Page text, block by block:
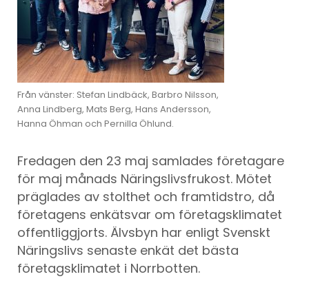
Från vänster: Stefan Lindbäck, Barbro Nilsson,
Anna Lindberg, Mats Berg, Hans Andersson,
Hanna Öhman och Pernilla Öhlund.
Fredagen den 23 maj samlades företagare
för maj månads Näringslivsfrukost. Mötet
präglades av stolthet och framtidstro, då
företagens enkätsvar om företagsklimatet
offentliggjorts. Älvsbyn har enligt Svenskt
Näringslivs senaste enkät det bästa
företagsklimatet i Norrbotten.